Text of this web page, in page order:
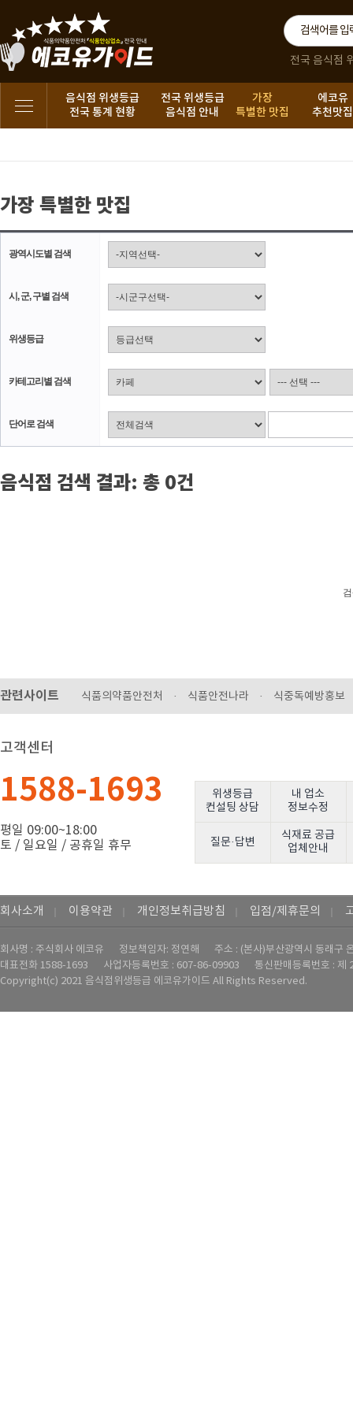
전국 음식점
음식점 위생등급
전국 통계 현황
전국 위생등급
음식점 안내
가장
특별한 맛집
에코유
추천맛집
가장 특별한 맛집
광역시도별 검색
시, 군, 구별 검색
위생등급
카테고리별 검색
단어로 검색
음식점 검색 결과: 총 0건
관련사이트 식품의약품안전처 · 식품안전나라 · 식중독예방홍보
고객센터
1588-1693
평일 09:00~18:00
토 / 일요일 / 공휴일 휴무
위생등급
컨설팅 상담
내 업소
정보수정
질문·답변
식재료 공급
업체안내
회사소개 이용약관 개인정보취급방침 입점/제휴문의
회사명 : 주식회사 에코유 정보책임자: 정연해
주소 : (본사)부산광역시 동래구
대표전화 1588-1693 사업자등록번호 : ‍607-86-09903
통신판매등록번호 : 제
Copyright(c) 2021 음식점위생등급 에코유가이드 All Rights Reserved.